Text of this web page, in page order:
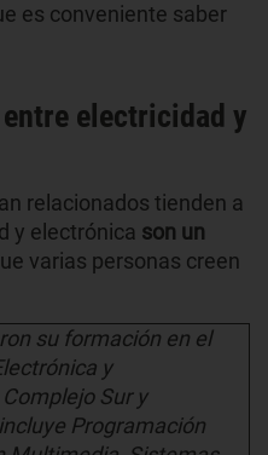
es conveniente saber
electricidad y
relacionados tienden a
y electrónica son un
varias personas creen
su formación en el
y
Sur y
Programación